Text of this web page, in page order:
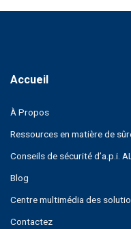
À Propos
Ressources en matière de
Conseils de sécurité d’a.p.i.
Blog
Centre multimédia des
Contactez